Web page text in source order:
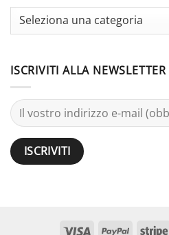
Guide
ISCRIVITI ALLA NEWSLETTER
Visto PayPal